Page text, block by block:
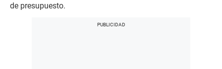
de presupuesto.